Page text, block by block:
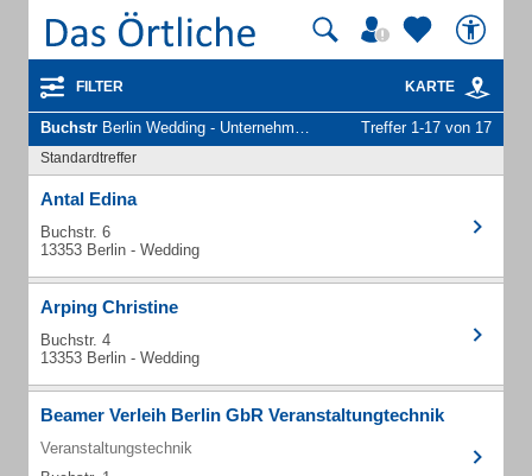
FILTER KARTE
Buchstr Berlin Wedding - Unternehmen und Personen Treffer 1-17 von 17
Standardtreffer
Antal Edina
Buchstr. 6
13353 Berlin - Wedding
Arping Christine
Buchstr. 4
13353 Berlin - Wedding
Beamer Verleih Berlin GbR Veranstaltungtechnik
Veranstaltungstechnik